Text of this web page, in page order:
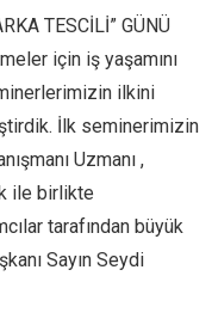
TESCİLİ” GÜNÜ
için iş yaşamını
ilkini
İlk seminerimizin
Uzmanı ,
ile birlikte
tarafından büyük
Sayın Seydi